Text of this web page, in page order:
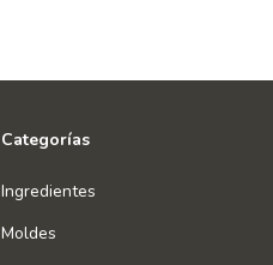
Categorías
Ingredientes
Moldes